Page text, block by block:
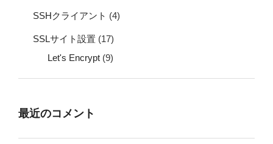
SSHクライアント (4)
SSLサイト設置 (17)
Let's Encrypt (9)
最近のコメント